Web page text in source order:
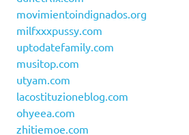
movimientoindignados.org
milfxxxpussy.com
uptodatefamily.com
musitop.com
utyam.com
lacostituzioneblog.com
ohyeea.com
zhitiemoe.com